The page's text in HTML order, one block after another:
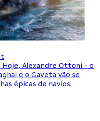
Hoje, Alexandre Ottoni - o
e o Gaveta vão se
épicas de navios.